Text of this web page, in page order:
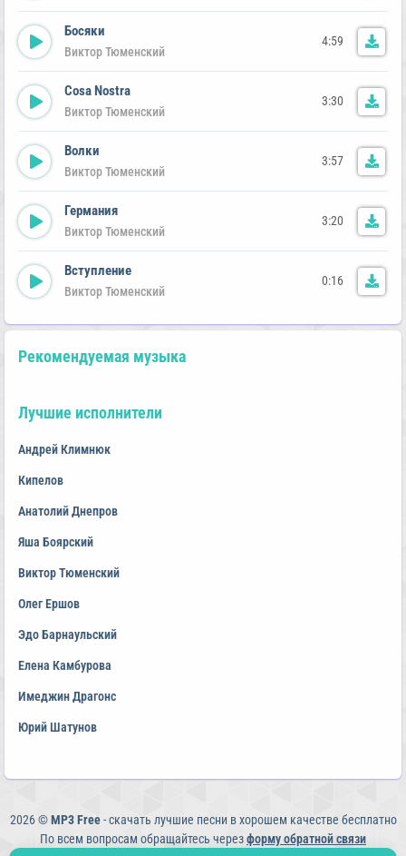
Босяки
Виктор Тюменский
4:59
Cosa Nostra
Виктор Тюменский
3:30
Волки
Виктор Тюменский
3:57
Германия
Виктор Тюменский
3:20
Вступление
Виктор Тюменский
0:16
Рекомендуемая музыка
Лучшие исполнители
Андрей Климнюк
Кипелов
Анатолий Днепров
Яша Боярский
Виктор Тюменский
Олег Ершов
Эдо Барнаульский
Елена Камбурова
Имеджин Драгонс
Юрий Шатунов
2026 ©MP3 Free- скачать лучшие песни в хорошем качестве бесплатно
По всем вопросам обращайтесь черезформу обратной связи